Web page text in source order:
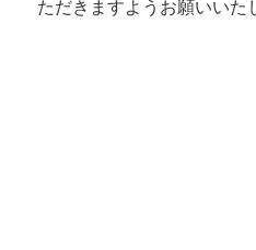
ただきますようお願いいた